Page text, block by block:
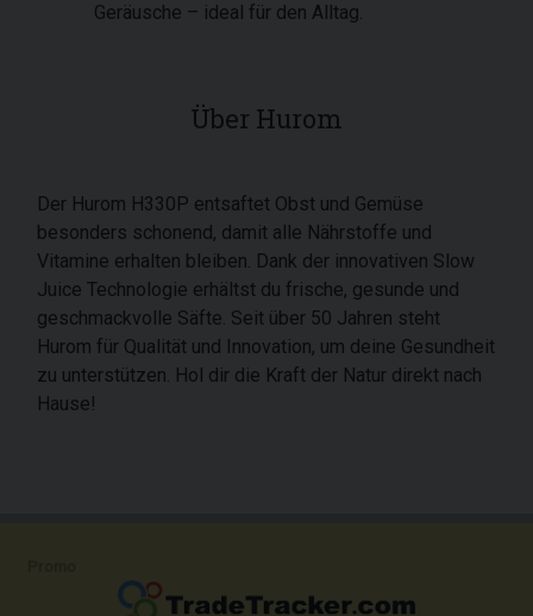
Geräusche – ideal für den Alltag.
Über Hurom
Der Hurom H330P entsaftet Obst und Gemüse
besonders schonend, damit alle Nährstoffe und
Vitamine erhalten bleiben. Dank der innovativen Slow
Juice Technologie erhältst du frische, gesunde und
geschmackvolle Säfte. Seit über 50 Jahren steht
Hurom für Qualität und Innovation, um deine Gesundheit
zu unterstützen. Hol dir die Kraft der Natur direkt nach
Hause!